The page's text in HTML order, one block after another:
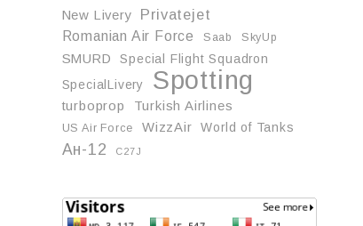
New Livery Privatejet
Romanian Air Force Saab SkyUp
SMURD
Special Flight Squadron
SpecialLivery
Spotting
turboprop Turkish Airlines
US Air Force WizzAir World of Tanks
Ан-12 С27J